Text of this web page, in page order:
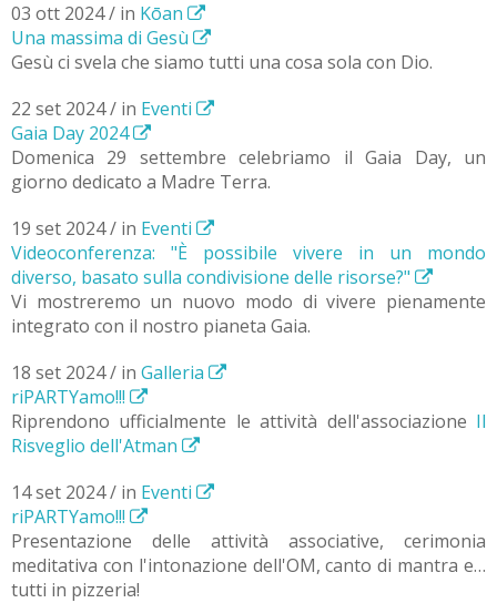
03 ott 2024 / in Kōan
Una massima di Gesù
Gesù ci svela che siamo tutti una cosa sola con Dio.
22 set 2024 / in Eventi
Gaia Day 2024
Domenica 29 settembre celebriamo il Gaia Day, un
giorno dedicato a Madre Terra.
19 set 2024 / in Eventi
Videoconferenza: "È possibile vivere in un mondo
diverso, basato sulla condivisione delle risorse?"
Vi mostreremo un nuovo modo di vivere pienamente
integrato con il nostro pianeta Gaia.
18 set 2024 / in Galleria
riPARTYamo!!!
Riprendono ufficialmente le attività dell'associazione Il
Risveglio dell'Atman
14 set 2024 / in Eventi
riPARTYamo!!!
Presentazione delle attività associative, cerimonia
meditativa con l'intonazione dell'OM, canto di mantra e…
tutti in pizzeria!